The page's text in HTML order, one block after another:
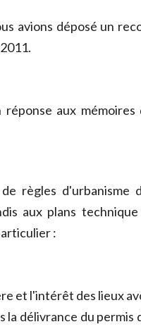
avions déposé un
aux
règles d'urbanisme
aux plans
:
et l'intérêt des lieux
délivrance du